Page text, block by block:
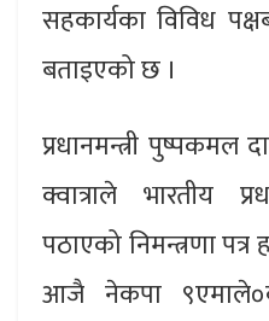
सहकार्यका विविध
बताइएको छ ।
प्रधानमन्त्री पुष्पकमल
क्वात्राले भारतीय
पठाएको निमन्त्रणा
आजै नेकपा